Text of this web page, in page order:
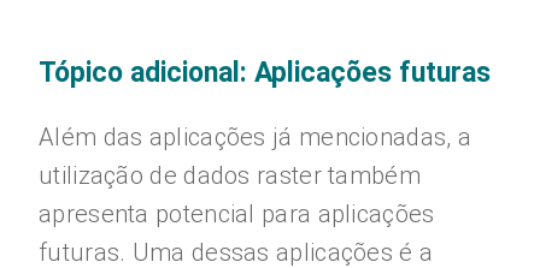
Tópico adicional: Aplicações futuras
Além das aplicações já mencionadas, a
utilização de dados raster também
apresenta potencial para aplicações
futuras. Uma dessas aplicações é a